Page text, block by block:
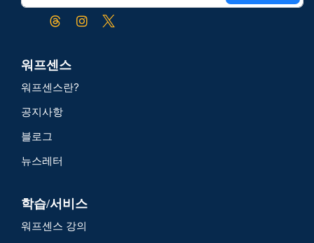
워프센스
워프센스란?
공지사항
블로그
뉴스레터
학습/서비스
워프센스 강의